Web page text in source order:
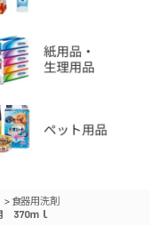
> 食器用洗剤
370ｍｌ